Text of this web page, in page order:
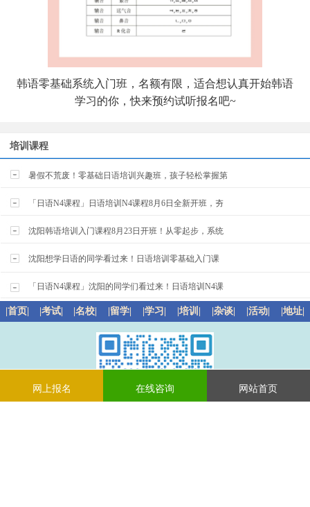
韩语零基础系统入门班，名额有限，适合想认真开始韩语
学习的你，快来预约试听报名吧~
培训课程
暑假不荒废！零基础日语培训兴趣班，孩子轻松掌握第
「日语N4课程」日语培训N4课程8月6日全新开班，夯
沈阳韩语培训入门课程8月23日开班！从零起步，系统
沈阳想学日语的同学看过来！日语培训零基础入门课
「日语N4课程」沈阳的同学们看过来！日语培训N4课
|首页| |考试| |名校| |留学| |学习| |培训| |杂谈| |活动| |地址|
网上报名 在线咨询 网站首页